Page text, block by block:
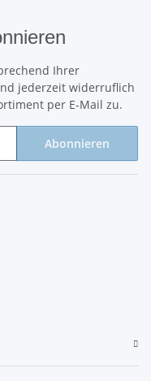
Ihrer
jederzeit widerruflich
per E-Mail zu.
Abonnieren